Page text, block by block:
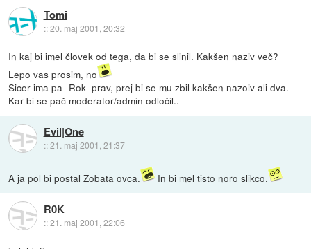
Tomi
::20. maj 2001, 20:32
In kaj bi imel človek od tega, da bi se slinil. Kakšen naziv več?
Lepo vas prosim, no
Sicer ima pa -Rok- prav, prej bi se mu zbil kakšen nazoiv ali dva.
Kar bi se pač moderator/admin odločil..
Evil|One
::21. maj 2001, 21:37
A ja pol bi postal Zobata ovca. In bi mel tisto noro slikco.
R0K
::21. maj 2001, 22:06